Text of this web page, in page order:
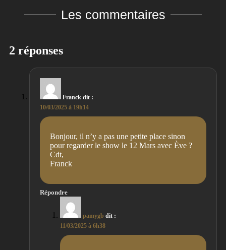
Les commentaires
2 réponses
Franck dit :
10/03/2025 à 19h14
Bonjour, il n’y a pas une petite place sinon
pour regarder le show le 12 Mars avec Ève ?
Cdt,
Franck
Répondre
pamygb dit :
11/03/2025 à 6h38